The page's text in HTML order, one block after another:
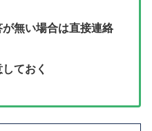
無い場合は直接連絡
ておく